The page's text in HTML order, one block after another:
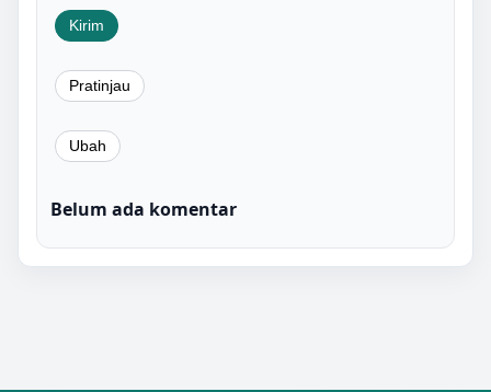
Belum ada komentar